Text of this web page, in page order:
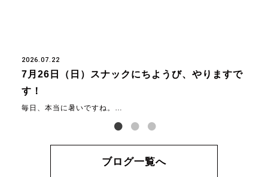
2026.07.22
7月26日（日）スナックにちようび、やりますで
す！
毎日、本当に暑いですね。…
ブログ一覧へ